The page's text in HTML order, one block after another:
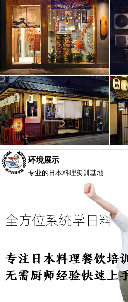
环境展示
专业的日本料理实训基地